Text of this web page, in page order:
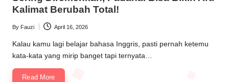
Kalimat Berubah Total!
By Fauzi April 16, 2026
Kalau kamu lagi belajar bahasa Inggris, pasti pernah ketemu
kata-kata yang mirip banget tapi ternyata…
Read More